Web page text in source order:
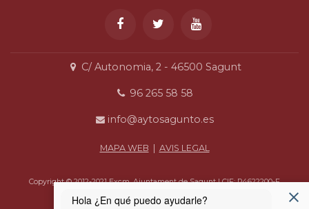
C/ Autonomia, 2 - 46500 Sagunt
96 265 58 58
info@aytosagunto.es
MAPA WEB | AVIS LEGAL
Copyright © 2012-2021 Excm. Ajuntament de Sagunt | CIF: P4622200-F